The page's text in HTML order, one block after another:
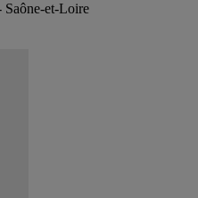
et-Loire